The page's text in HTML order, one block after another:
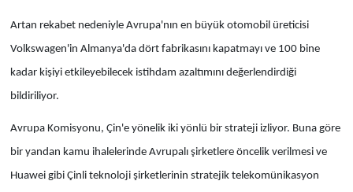
Artan rekabet nedeniyle Avrupa'nın en büyük otomobil üreticisi
Volkswagen'in Almanya'da dört fabrikasını kapatmayı ve 100 bine
kadar kişiyi etkileyebilecek istihdam azaltımını değerlendirdiği
bildiriliyor.
Avrupa Komisyonu, Çin'e yönelik iki yönlü bir strateji izliyor. Buna göre
bir yandan kamu ihalelerinde Avrupalı şirketlere öncelik verilmesi ve
Huawei gibi Çinli teknoloji şirketlerinin stratejik telekomünikasyon